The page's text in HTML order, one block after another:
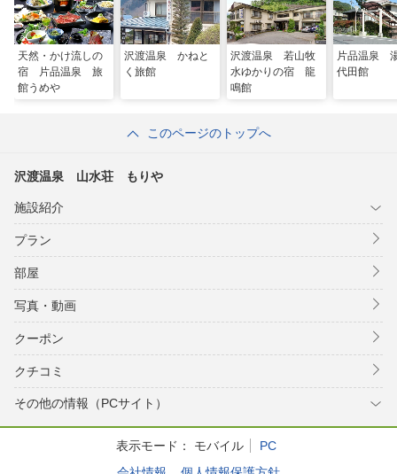
天然・かけ流しの
宿 片品温泉 旅
館うめや
沢渡温泉 かねと
く旅館
沢渡温泉 若山牧
水ゆかりの宿 龍
鳴館
片品温泉
代田館
このページのトップへ
沢渡温泉 山水荘 もりや
施設紹介
プラン
部屋
写真・動画
クーポン
クチコミ
その他の情報（PCサイト）
表示モード： モバイル
PC